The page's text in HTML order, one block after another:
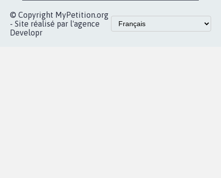
© Copyright MyPetition.org
- Site réalisé par l'agence
Developr